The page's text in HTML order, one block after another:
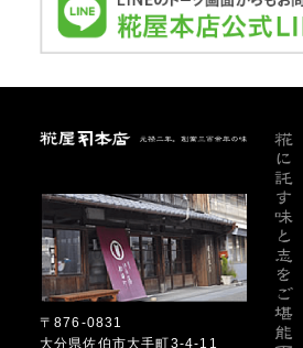
糀屋本店
〒876-0831
大分県佐伯市大手町3-4-11